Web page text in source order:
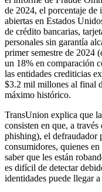
de 2024, el porcentaje de
abiertas en Estados
de crédito bancarias,
personales sin garantía
primer semestre de 2024
un 18% en comparación
las entidades crediticias
$3.2 mil millones al final
máximo histórico.
TransUnion explica que
consisten en que, a
phishing), el defraudador
consumidores, quienes
saber que les están
es difícil de detectar
identidades puede llegar